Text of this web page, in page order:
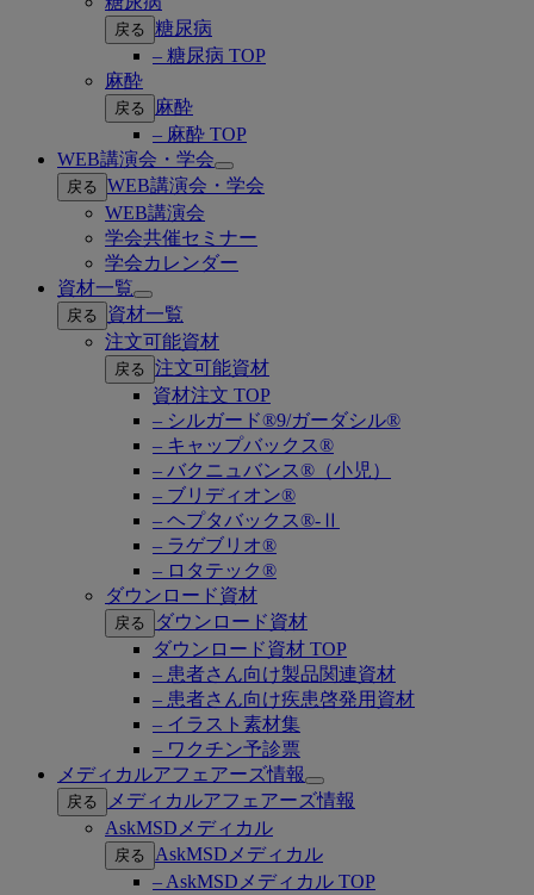
戻る 糖尿病
– 糖尿病 TOP
麻酔
戻る
麻酔
– 麻酔 TOP
WEB講演会・学会
Open
submenu
戻る WEB講演会・学会
WEB講演会
学会共催セミナー
学会カレンダー
資材一覧
Open
submenu
戻る
資材一覧
注文可能資材
戻る 注文可能資材
資材注文 TOP
– シルガード®9/ガーダシル®
– キャップバックス®
– バクニュバンス®（小児）
– ブリディオン®
– ヘプタバックス®-Ⅱ
– ラゲブリオ®
– ロタテック®
ダウンロード資材
戻る
ダウンロード資材
ダウンロード資材 TOP
– 患者さん向け製品関連資材
– 患者さん向け疾患啓発用資材
– イラスト素材集
– ワクチン予診票
メディカルアフェアーズ情報
Open
submenu
戻る
メディカルアフェアーズ情報
AskMSDメディカル
戻る
AskMSDメディカル
– AskMSDメディカル TOP